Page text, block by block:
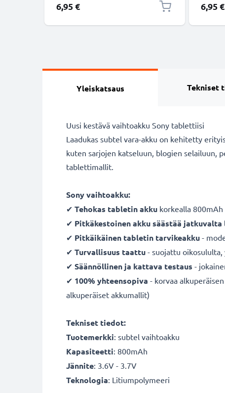
6,95 € 6,95 €
Yleiskatsaus Tekniset
Uusi kestävä vaihtoakku Sony tablettiisi
Laadukas subtel vara-akku on kehitetty
kuten sarjojen katseluun, blogien selailuun,
tablettimallit.
Sony vaihtoakku:
✔ Tehokas tabletin akku korkealla
✔ Pitkäkestoinen akku säästää
✔ Pitkäikäinen tabletin tarvikeakku -
✔ Turvallisuus taattu - suojattu
✔ Säännöllinen ja kattava testaus -
✔ 100% yhteensopiva - korvaa
alkuperäiset akkumallit)
Tekniset tiedot:
Tuotemerkki: subtel vaihtoakku
Kapasiteetti: 800mAh
Jännite: 3.6V - 3.7V
Teknologia: Litiumpolymeeri